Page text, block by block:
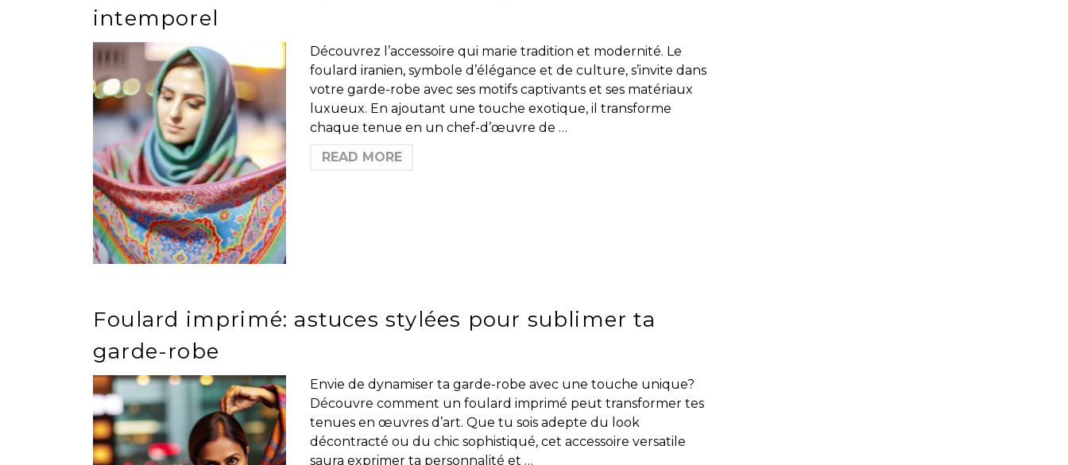
intemporel
Découvrez l’accessoire qui marie tradition et modernité. Le
foulard iranien, symbole d’élégance et de culture, s’invite dans
votre garde-robe avec ses motifs captivants et ses matériaux
luxueux. En ajoutant une touche exotique, il transforme
chaque tenue en un chef-d’œuvre de …
READ MORE
Foulard imprimé: astuces stylées pour sublimer ta
garde-robe
Envie de dynamiser ta garde-robe avec une touche unique?
Découvre comment un foulard imprimé peut transformer tes
tenues en œuvres d’art. Que tu sois adepte du look
décontracté ou du chic sophistiqué, cet accessoire versatile
saura exprimer ta personnalité et …